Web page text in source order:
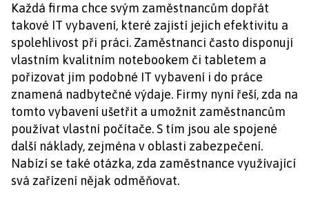
Každá firma chce svým zaměstnancům dopřát
takové IT vybavení, které zajistí jejich efektivitu a
spolehlivost při práci. Zaměstnanci často disponují
vlastním kvalitním notebookem či tabletem a
pořizovat jim podobné IT vybavení i do práce
znamená nadbytečné výdaje. Firmy nyní řeší, zda na
tomto vybavení ušetřit a umožnit zaměstnancům
používat vlastní počítače. S tím jsou ale spojené
další náklady, zejména v oblasti zabezpečení.
Nabízí se také otázka, zda zaměstnance využívající
svá zařízení nějak odměňovat.